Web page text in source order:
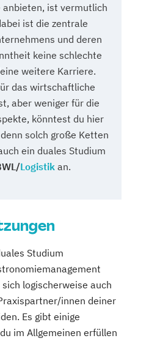
anbieten, ist vermutlich
ist die zentrale
und deren
keine schlechte
weitere Karriere.
das wirtschaftliche
aber weniger für die
könntest du hier
solch große Ketten
ein duales Studium
Logistik an.
Studium
logischerweise auch
innen deiner
Es gibt einige
im Allgemeinen erfüllen